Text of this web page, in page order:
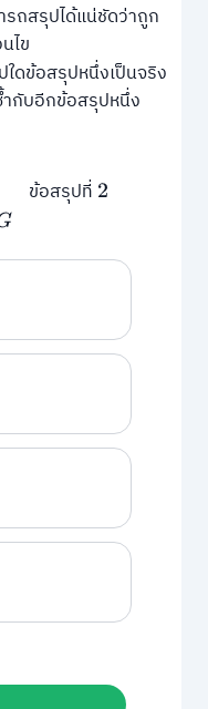
ถสรุปได้แน่ชัดว่าถูก
ไข
ดข้อสรุปหนึ่งเป็นจริง
ำกับอีกข้อสรุปหนึ่ง
ข้อสรุปที่ 2